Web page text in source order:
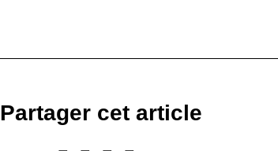
Partager cet article